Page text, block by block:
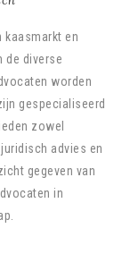
kaasmarkt en
de diverse
worden
gespecialiseerd
zowel
advies en
gegeven van
in